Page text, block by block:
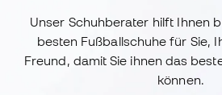
Unser Schuhberater hilft Ihnen
besten Fußballschuhe für Sie,
Freund, damit Sie ihnen das
können.